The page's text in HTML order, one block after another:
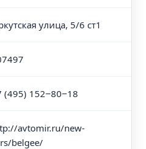
улица, 5/6 ст1
(495) 152‒80‒18
avtomir.ru/new-
belgee/